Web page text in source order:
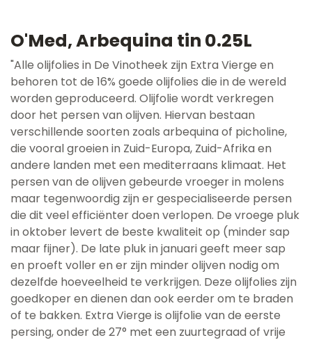
O'Med, Arbequina tin 0.25L
"Alle olijfolies in De Vinotheek zijn Extra Vierge en
behoren tot de 16% goede olijfolies die in de wereld
worden geproduceerd. Olijfolie wordt verkregen
door het persen van olijven. Hiervan bestaan
verschillende soorten zoals arbequina of picholine,
die vooral groeien in Zuid-Europa, Zuid-Afrika en
andere landen met een mediterraans klimaat. Het
persen van de olijven gebeurde vroeger in molens
maar tegenwoordig zijn er gespecialiseerde persen
die dit veel efficiënter doen verlopen. De vroege pluk
in oktober levert de beste kwaliteit op (minder sap
maar fijner). De late pluk in januari geeft meer sap
en proeft voller en er zijn minder olijven nodig om
dezelfde hoeveelheid te verkrijgen. Deze olijfolies zijn
goedkoper en dienen dan ook eerder om te braden
of te bakken. Extra Vierge is olijfolie van de eerste
persing, onder de 27° met een zuurtegraad of vrije